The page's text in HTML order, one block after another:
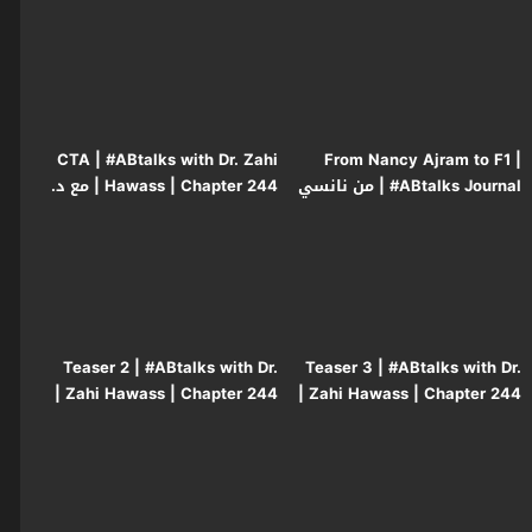
From Nancy Ajram to F1 |
#ABtalks Journal | من نانسي
CTA | #ABtalks with Dr. Zahi
Hawass | Chapter 244 | مع د.
Teaser 3 | #ABtalks with Dr.
Zahi Hawass | Chapter 244 |
Teaser 2 | #ABtalks with Dr.
Zahi Hawass | Chapter 244 |